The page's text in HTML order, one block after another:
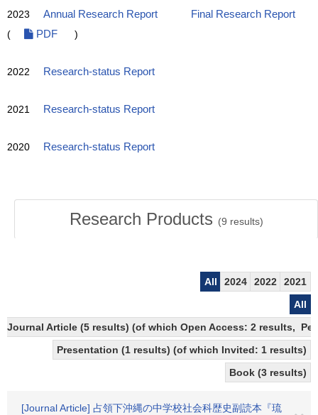
2023 Annual Research Report
Final Research Report
(
PDF )
2022 Research-status Report
2021 Research-status Report
2020 Research-status Report
Research Products (9 results)
All 2024 2022
2021
All
Journal Article (5 results) (of which Open Access: 2 results,
Presentation (1 results) (of which Invited: 1 results)
Book (3 results)
[Journal Article] 占領下沖縄の中学校社会科歴史副読本『琉